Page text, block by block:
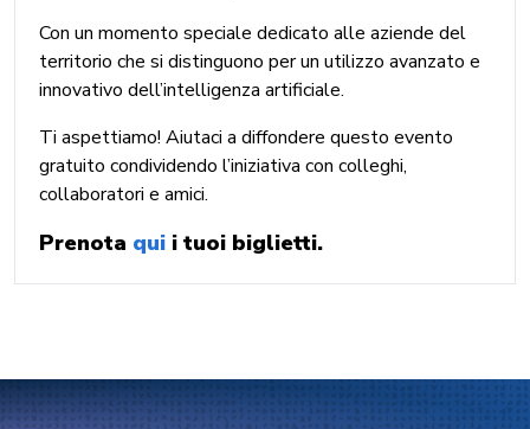
Con un momento speciale dedicato alle aziende del
territorio che si distinguono per un utilizzo avanzato e
innovativo dell’intelligenza artificiale.
Ti aspettiamo! Aiutaci a diffondere questo evento
gratuito condividendo l’iniziativa con colleghi,
collaboratori e amici.
Prenota qui i tuoi biglietti.